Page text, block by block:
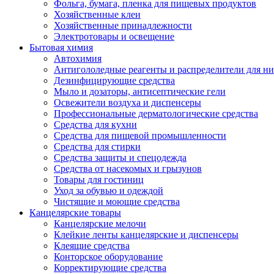
Фольга, бумага, пленка для пищевых продуктов
Хозяйственные клеи
Хозяйственные принадлежности
Электротовары и освещение
Бытовая химия
Автохимия
Антигололедные реагенты и распределители для
Дезинфицирующие средства
Мыло и дозаторы, антисептические гели
Освежители воздуха и диспенсеры
Профессиональные дерматологические средства
Средства для кухни
Средства для пищевой промышленности
Средства для стирки
Средства защиты и спецодежда
Средства от насекомых и грызунов
Товары для гостиниц
Уход за обувью и одеждой
Чистящие и моющие средства
Канцелярские товары
Канцелярские мелочи
Клейкие ленты канцелярские и диспенсеры
Клеящие средства
Конторское оборудование
Корректирующие средства